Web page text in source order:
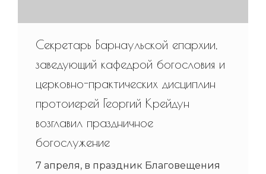
Секретарь Барнаульской епархии,
заведующий кафедрой богословия и
церковно-практических дисциплин
протоиерей Георгий Крейдун
возглавил праздничное
богослужение
7 апреля, в праздник Благовещения